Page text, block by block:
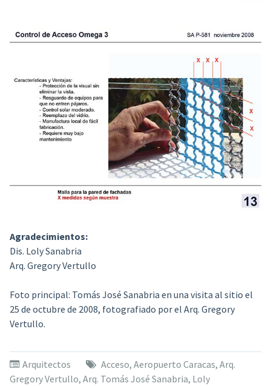
Agradecimientos:
Dis. Loly Sanabria
Arq. Gregory Vertullo
Foto principal: Tomás José Sanabria en una visita al sitio el
25 de octubre de 2008, fotografiado por el Arq. Gregory
Vertullo.
Arquitectos Acceso, Aeropuerto Caracas, Arq.
Gregory Vertullo, Arq. Tomás José Sanabria, Loly